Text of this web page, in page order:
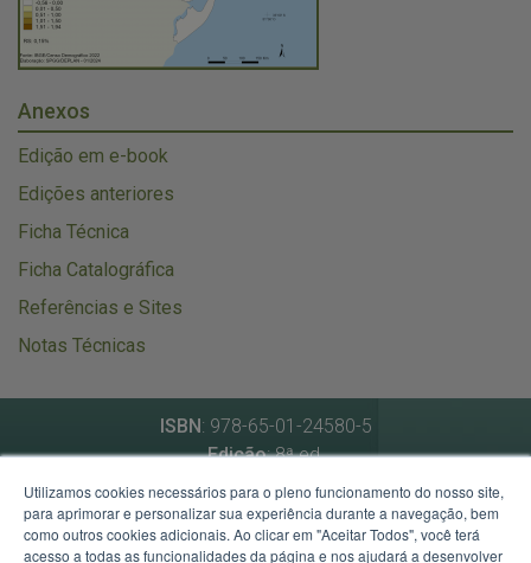
Anexos
Edição em e-book
Edições anteriores
Ficha Técnica
Ficha Catalográfica
Referências e Sites
Notas Técnicas
ISBN: 978-65-01-24580-5
Edição: 8ª ed.
Data de atualização
: novembro de 2024
Secretaria de Planejamento, Governança e Gestão
Utilizamos cookies necessários para o pleno funcionamento do nosso site,
para aprimorar e personalizar sua experiência durante a navegação, bem
como outros cookies adicionais. Ao clicar em "Aceitar Todos", você terá
acesso a todas as funcionalidades da página e nos ajudará a desenvolver